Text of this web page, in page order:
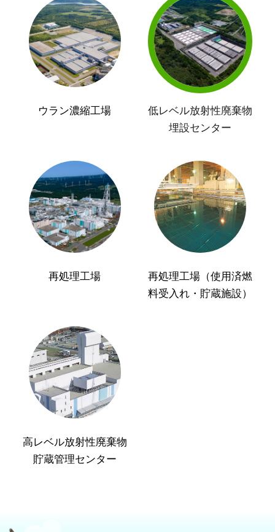
ウラン濃縮工場
低レベル放射性廃棄物
埋設センター
再処理工場
再処理工場（使用済燃
料受入れ・貯蔵施設）
高レベル放射性廃棄物
貯蔵管理センター